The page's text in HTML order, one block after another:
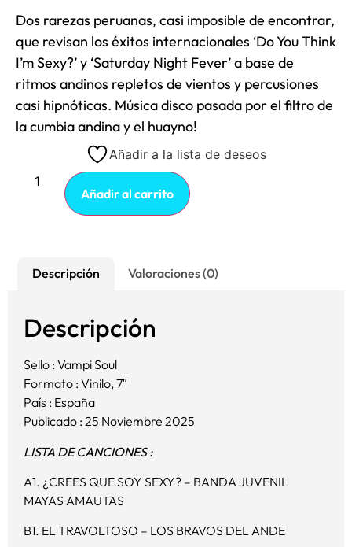
Dos rarezas peruanas, casi imposible de encontrar,
que revisan los éxitos internacionales ‘Do You Think
I’m Sexy?’ y ‘Saturday Night Fever’ a base de
ritmos andinos repletos de vientos y percusiones
casi hipnóticas. Música disco pasada por el filtro de
la cumbia andina y el huayno!
Añadir a la lista de deseos
Añadir al carrito
Descripción Valoraciones (0)
Descripción
Sello : Vampi Soul
Formato : Vinilo, 7″
País : España
Publicado : 25 Noviembre 2025
LISTA DE CANCIONES :
A1. ¿CREES QUE SOY SEXY? – BANDA JUVENIL
MAYAS AMAUTAS
B1. EL TRAVOLTOSO – LOS BRAVOS DEL ANDE